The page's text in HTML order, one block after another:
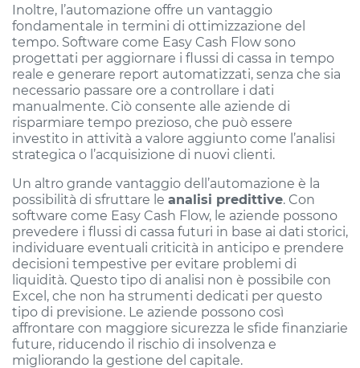
Inoltre, l’automazione offre un vantaggio
fondamentale in termini di ottimizzazione del
tempo. Software come Easy Cash Flow sono
progettati per aggiornare i flussi di cassa in tempo
reale e generare report automatizzati, senza che sia
necessario passare ore a controllare i dati
manualmente. Ciò consente alle aziende di
risparmiare tempo prezioso, che può essere
investito in attività a valore aggiunto come l’analisi
strategica o l’acquisizione di nuovi clienti.
Un altro grande vantaggio dell’automazione è la
possibilità di sfruttare le analisi predittive. Con
software come Easy Cash Flow, le aziende possono
prevedere i flussi di cassa futuri in base ai dati storici,
individuare eventuali criticità in anticipo e prendere
decisioni tempestive per evitare problemi di
liquidità. Questo tipo di analisi non è possibile con
Excel, che non ha strumenti dedicati per questo
tipo di previsione. Le aziende possono così
affrontare con maggiore sicurezza le sfide finanziarie
future, riducendo il rischio di insolvenza e
migliorando la gestione del capitale.